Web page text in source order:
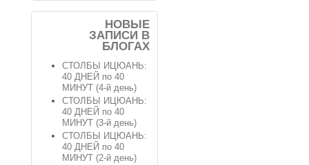
НОВЫЕ
ЗАПИСИ В
БЛОГАХ
СТОЛБЫ ИЦЮАНЬ:
40 ДНЕЙ по 40
МИНУТ (4-й день)
СТОЛБЫ ИЦЮАНЬ:
40 ДНЕЙ по 40
МИНУТ (3-й день)
СТОЛБЫ ИЦЮАНЬ:
40 ДНЕЙ по 40
МИНУТ (2-й день)